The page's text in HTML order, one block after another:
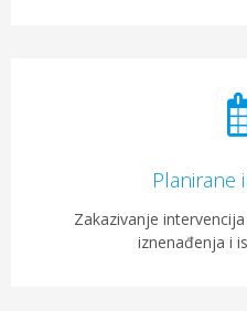
Planirane
Zakazivanje
iznenađenja i